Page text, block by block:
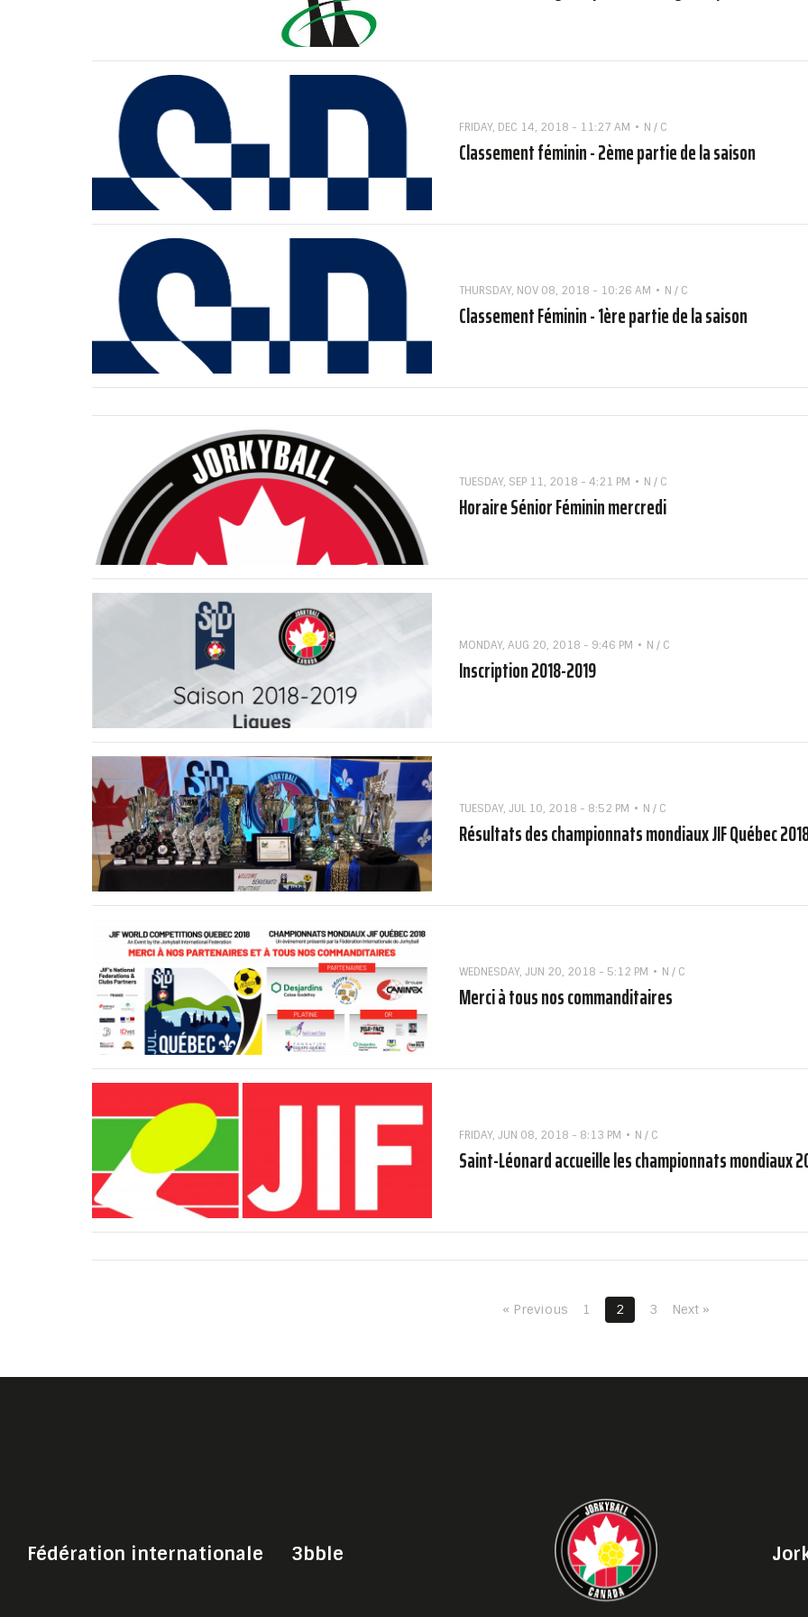
FRIDAY, DEC 14, 2018 - 11:27 AM N / C
Classement féminin - 2ème partie de la saison
THURSDAY, NOV 08, 2018 - 10:26 AM N / C
Classement Féminin - 1ère partie de la saison
TUESDAY, SEP 11, 2018 - 4:21 PM N / C
Horaire Sénior Féminin mercredi
MONDAY, AUG 20, 2018 - 9:46 PM N / C
Inscription 2018-2019
TUESDAY, JUL 10, 2018 - 8:52 PM N / C
Résultats des championnats mondiaux JIF Québec
WEDNESDAY, JUN 20, 2018 - 5:12 PM N / C
Merci à tous nos commanditaires
FRIDAY, JUN 08, 2018 - 8:13 PM N / C
Saint-Léonard accueille les championnats mondiaux
« Previous 1 2 3 Next »
Fédération internationale 3bble